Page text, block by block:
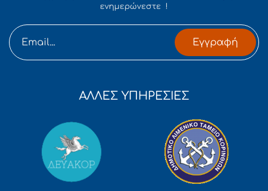
ενημερώνεστε !
Εγγραφή
ΑΛΛΕΣ ΥΠΗΡΕΣΙΕΣ